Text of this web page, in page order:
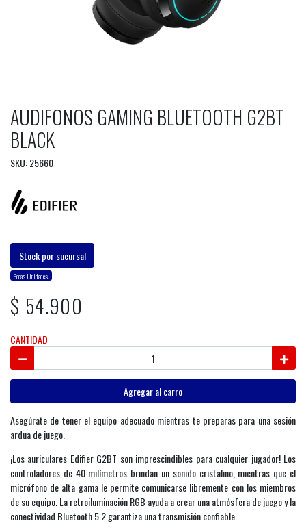
AUDIFONOS GAMING BLUETOOTH G2BT
BLACK
SKU: 25660
Stock por sucursal
Pocas Unidades.
$ 54.900
CANTIDAD
Agregar al carro
Asegúrate de tener el equipo adecuado mientras te preparas para una sesión
ardua de juego.
¡Los auriculares Edifier G2BT son imprescindibles para cualquier jugador! Los
controladores de 40 milímetros brindan un sonido cristalino, mientras que el
micrófono de alta gama le permite comunicarse libremente con los miembros
de su equipo. La retroiluminación RGB ayuda a crear una atmósfera de juego y la
conectividad Bluetooth 5.2 garantiza una transmisión confiable.